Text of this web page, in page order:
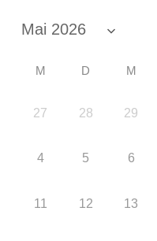
M D M
27 28 29
4 5 6
11 12 13